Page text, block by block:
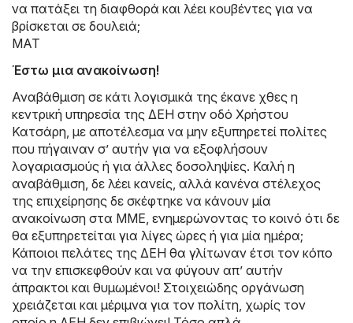
να πατάξει τη διαφθορά και λέει κουβέντες για να
βρίσκεται σε δουλειά;
ΜΑΤ
Έστω μια ανακοίνωση!
Αναβάθμιση σε κάτι λογισμικά της έκανε χθες η
κεντρική υπηρεσία της ΔΕΗ στην οδό Χρήστου
Κατσάρη, με αποτέλεσμα να μην εξυπηρετεί πολίτες
που πήγαιναν σ’ αυτήν για να εξοφλήσουν
λογαριασμούς ή για άλλες δοσοληψίες. Καλή η
αναβάθμιση, δε λέει κανείς, αλλά κανένα στέλεχος
της επιχείρησης δε σκέφτηκε να κάνουν μία
ανακοίνωση στα ΜΜΕ, ενημερώνοντας το κοινό ότι δε
θα εξυπηρετείται για λίγες ώρες ή για μία ημέρα;
Κάποιοι πελάτες της ΔΕΗ θα γλίτωναν έτσι τον κόπο
να την επισκεφθούν και να φύγουν απ’ αυτήν
άπρακτοι και θυμωμένοι! Στοιχειώδης οργάνωση
χρειάζεται και μέριμνα για τον πολίτη, χωρίς τον